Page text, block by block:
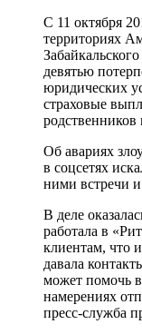
С 11 октября
территориях
девятью
юридических
страховые
Об авариях
в соцсетях
ними встречи и
В деле
работала в
клиентам, что
давала
может помочь
намерениях
пресс-служба